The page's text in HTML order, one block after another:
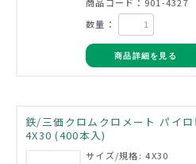
数量：
商品詳細を見る
鉄/三価クロムクロメート パイ
4X30 (400本入)
サイズ/規格: 4X30